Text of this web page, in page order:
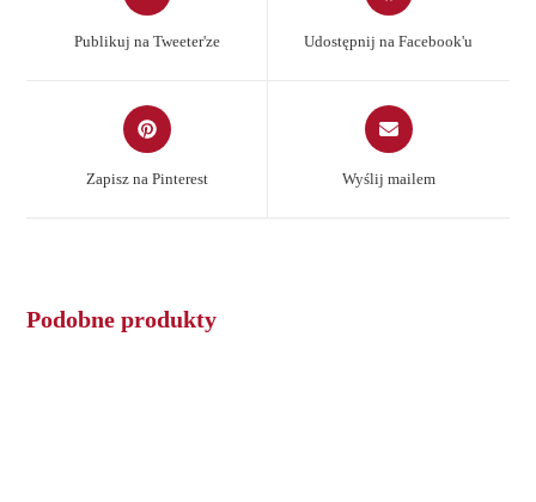
in
new
Publikuj na Tweeter'ze
in
new
Udostępnij na Facebook'u
Opens
in
Zapisz na Pinterest
Opens
in
new
Wyślij mailem
Podobne produkty